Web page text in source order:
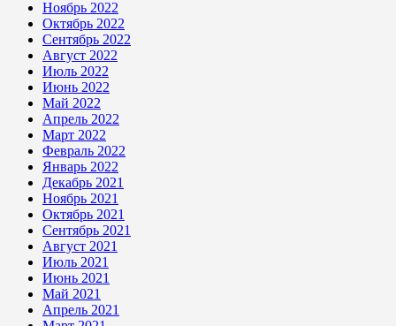
Ноябрь 2022
Октябрь 2022
Сентябрь 2022
Август 2022
Июль 2022
Июнь 2022
Май 2022
Апрель 2022
Март 2022
Февраль 2022
Январь 2022
Декабрь 2021
Ноябрь 2021
Октябрь 2021
Сентябрь 2021
Август 2021
Июль 2021
Июнь 2021
Май 2021
Апрель 2021